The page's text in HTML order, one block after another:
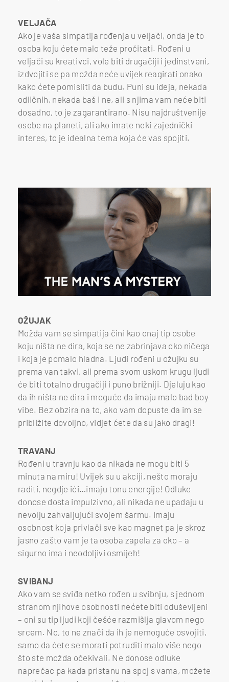
VELJAČA
Ako je vaša simpatija rođenja u veljači, onda je to
osoba koju ćete malo teže pročitati. Rođeni u
veljači su kreativci, vole biti drugačiji i jedinstveni,
izdvojiti se pa možda neće uvijek reagirati onako
kako ćete pomisliti da budu. Puni su ideja, nekada
odličnih, nekada baš i ne, ali s njima vam neće biti
dosadno, to je zagarantirano. Nisu najdruštvenije
osobe na planeti, ali ako imate neki zajednički
interes, to je idealna tema koja će vas spojiti.
OŽUJAK
Možda vam se simpatija čini kao onaj tip osobe
koju ništa ne dira, koja se ne zabrinjava oko ničega
i koja je pomalo hladna. Ljudi rođeni u ožujku su
prema van takvi, ali prema svom uskom krugu ljudi
će biti totalno drugačiji i puno brižniji. Djeluju kao
da ih ništa ne dira i moguće da imaju malo bad boy
vibe. Bez obzira na to, ako vam dopuste da im se
približite dovoljno, vidjet ćete da su jako dragi!
TRAVANJ
Rođeni u travnju kao da nikada ne mogu biti 5
minuta na miru! Uvijek su u akciji, nešto moraju
raditi, negdje ići…imaju tonu energije! Odluke
donose dosta impulzivno, ali nikada ne upadaju u
nevolju zahvaljujući svojem šarmu. Imaju
osobnost koja privlači sve kao magnet pa je skroz
jasno zašto vam je ta osoba zapela za oko – a
sigurno ima i neodoljivi osmijeh!
SVIBANJ
Ako vam se sviđa netko rođen u svibnju, s jednom
stranom njihove osobnosti nećete biti oduševljeni
– oni su tip ljudi koji češće razmišlja glavom nego
srcem. No, to ne znači da ih je nemoguće osvojiti,
samo da ćete se morati potruditi malo više nego
što ste možda očekivali. Ne donose odluke
naprečac pa kada pristanu na spoj s vama, možete